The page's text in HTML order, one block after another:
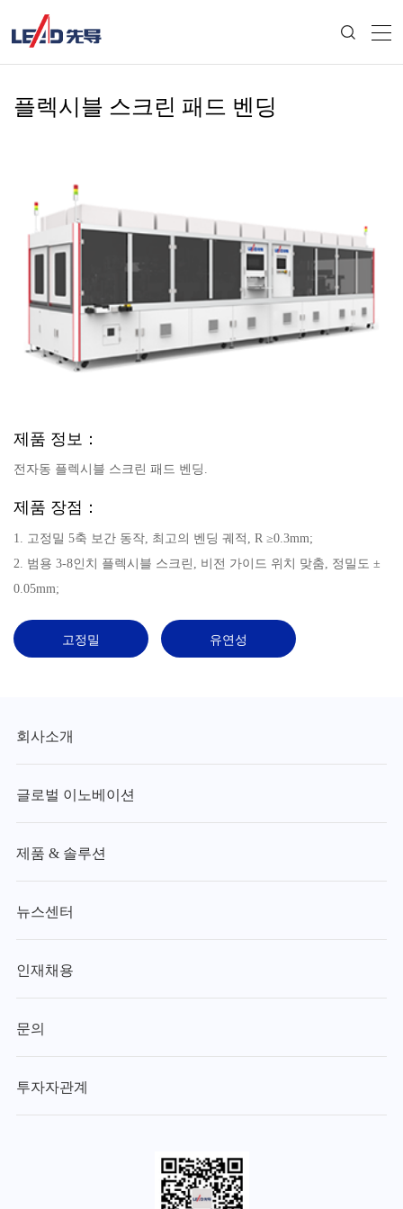
플렉시블 스크린 패드 벤딩
제품 정보：
전자동 플렉시블 스크린 패드 벤딩.
제품 장점：
1. 고정밀 5축 보간 동작, 최고의 벤딩 궤적, R ≥0.3mm;
2. 범용 3-8인치 플렉시블 스크린, 비전 가이드 위치 맞춤, 정밀도 ±
0.05mm;
고정밀 유연성
회사소개
글로벌 이노베이션
제품 & 솔루션
뉴스센터
인재채용
문의
투자자관계